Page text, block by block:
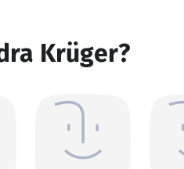
Krüger?